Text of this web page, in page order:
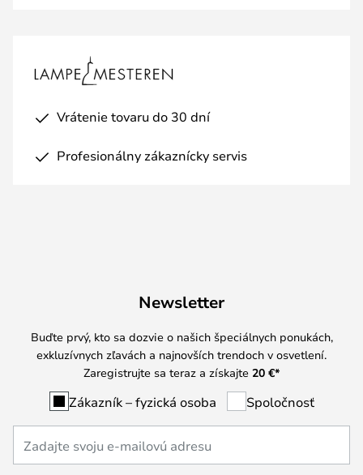
Vrátenie tovaru do 30 dní
Profesionálny zákaznícky servis
Newsletter
Buďte prvý, kto sa dozvie o našich špeciálnych ponukách,
exkluzívnych zľavách a najnovších trendoch v osvetlení.
Zaregistrujte sa teraz a získajte 20 €*
Zákazník – fyzická osoba Spoločnosť